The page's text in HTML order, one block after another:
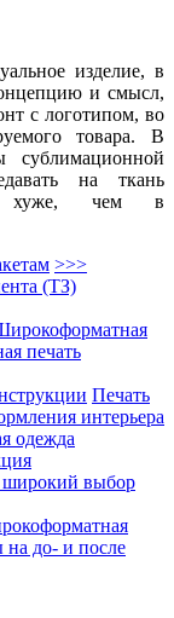
изделие, в
и смысл,
с логотипом, во
товара. В
сублимационной
на ткань
хуже, чем в
>>>
(ТЗ)
печать
Печать
интерьера
одежда
широкий выбор
до- и после